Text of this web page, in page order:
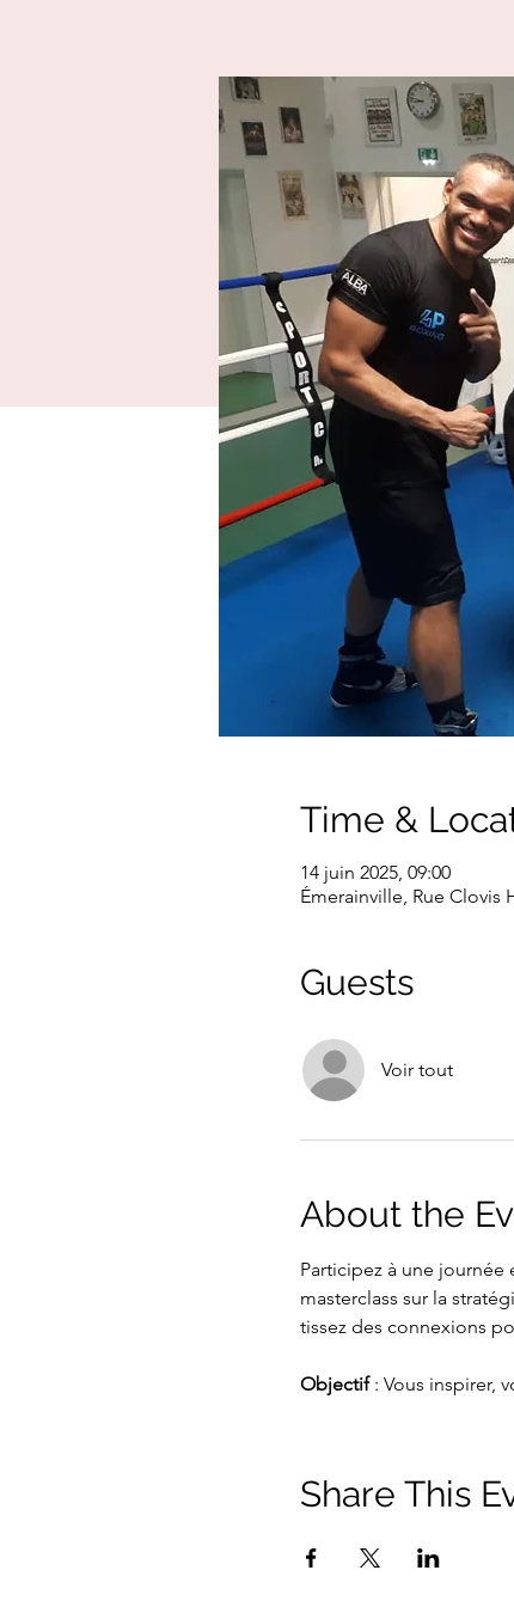
Time &
14 juin 2025, 09:00
Émerainville, Rue Clovis
Guests
Voir tout
About the
Participez à une journée
masterclass sur la
tissez des connexions
Objectif : Vous inspirer,
Share This